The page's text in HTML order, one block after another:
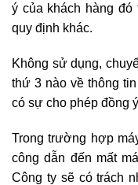
ý của khách hàng
quy định khác.
Không sử dụng,
thứ 3 nào về thông
có sự cho phép đồng
Trong trường hợp
công dẫn đến mất
Công ty sẽ có trách